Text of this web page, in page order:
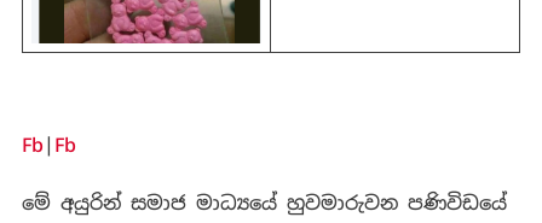
Fb | Fb
මේ අයුරින් සමාජ මාධ්‍යයේ හුවමාරුවන පණිවිඩයේ